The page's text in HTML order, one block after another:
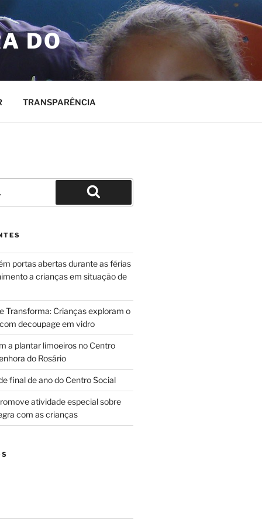
DO
TRANSPARÊNCIA
Pesquisar
portas abertas durante as férias
a crianças em situação de
Transforma: Crianças exploram o
decoupage em vidro
a plantar limoeiros no Centro
do Rosário
final de ano do Centro Social
atividade especial sobre
com as crianças